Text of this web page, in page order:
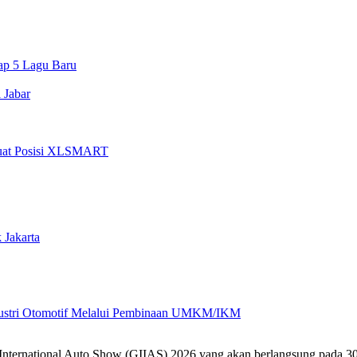
5 Lagu Baru
Posisi XLSMART
Otomotif Melalui Pembinaan UMKM/IKM